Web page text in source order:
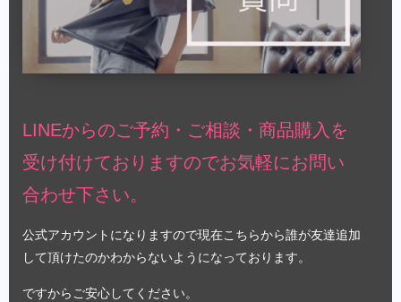
LINEからのご予約・ご相談・商品購入を
受け付けておりますのでお気軽にお問い
合わせ下さい。
公式アカウントになりますので現在こちらから誰が友達追加
して頂けたのかわからないようになっております。
ですからご安心してください。